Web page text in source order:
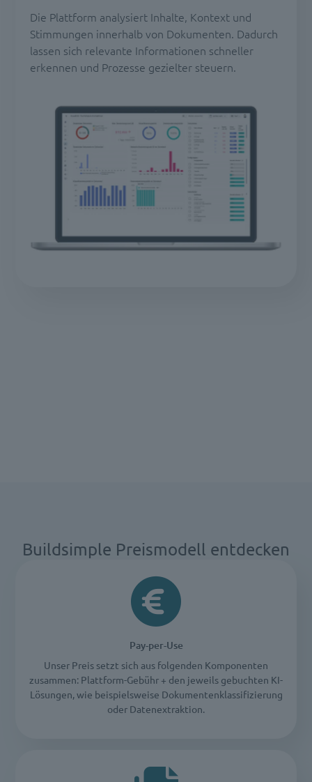
Die Plattform analysiert Inhalte, Kontext und
Stimmungen innerhalb von Dokumenten. Dadurch
lassen sich relevante Informationen schneller
erkennen und Prozesse gezielter steuern.
Buildsimple Preismodell entdecken
Pay-per-Use
Unser Preis setzt sich aus folgenden Komponenten
zusammen: Plattform-Gebühr + den jeweils gebuchten KI-
Lösungen, wie beispielsweise Dokumentenklassifizierung
oder Datenextraktion.